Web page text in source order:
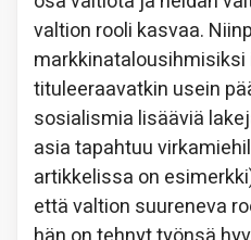
valtion rooli kasvaa.
markkinatalousihmisiksi
tituleeraavatkin usein
sosialismia lisääviä
asia tapahtuu
artikkelissa on
että valtion suureneva